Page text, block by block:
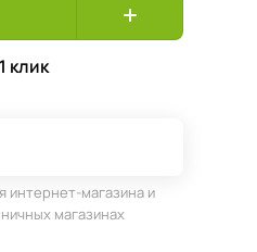
клик
интернет-магазина и
магазинах